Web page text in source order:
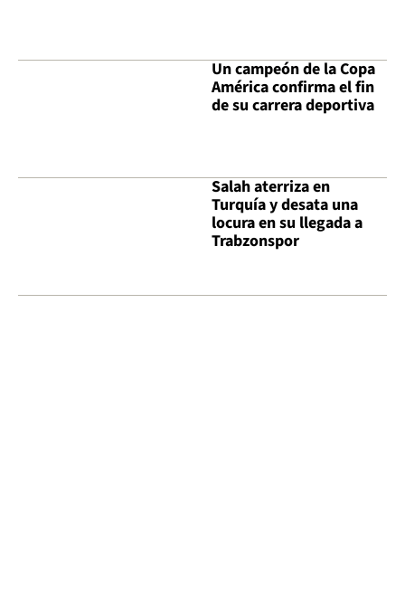
Un campeón de la Copa
América confirma el fin
de su carrera deportiva
Salah aterriza en
Turquía y desata una
locura en su llegada a
Trabzonspor